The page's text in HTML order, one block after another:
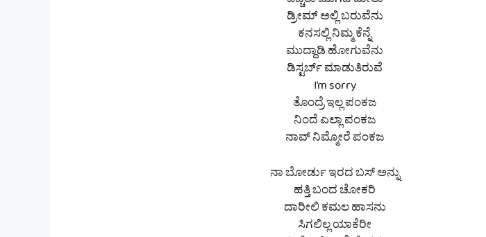
ಡ್ರೀಮ್ ಅಲ್ಲಿ ಬರುವೆನು
ಕನಸಲ್ಲಿ ನಿಮ್ಮ ಕೆನ್ನೆ
ಮುದ್ದಾಡಿ ಹೋಗುವೆನು
ಡಿಸ್ಟರ್ಬ್ ಮಾಡುತಿರುವೆ
I’m sorry
ತೊಂದ್ರೆ ಇಲ್ಲ ಪಂಕಜ
ನಿಂದೆ ಎಲ್ಲಾ ಪಂಕಜ
ನಾವ್ ನಿಮ್ಮೋರೆ ಪಂಕಜ
ನಾ ಬೋರ್ಡು ಇರದ ಬಸ್ ಅನ್ನು
ಹತ್ತಿ ಬಂದ ಚೋಕರಿ
ದಾರೀಲಿ ಕಮಲ ಹಾಸನು
ಸಿಗಲಿಲ್ಲ ಯಾಕೆರೀ